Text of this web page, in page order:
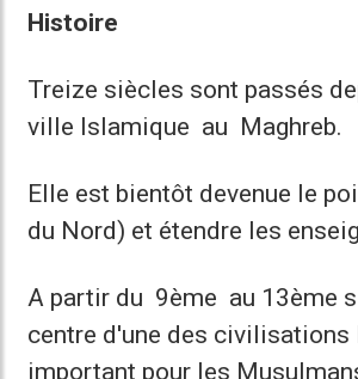
Histoire
Treize siècles sont passés
ville Islamique au Maghreb.
Elle est bientôt devenue le
du Nord) et étendre les
A partir du 9ème au 13ème
centre d'une des civilisations
important pour les